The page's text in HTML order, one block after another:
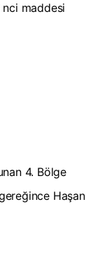
nci maddesi
4. Bölge
Haşan